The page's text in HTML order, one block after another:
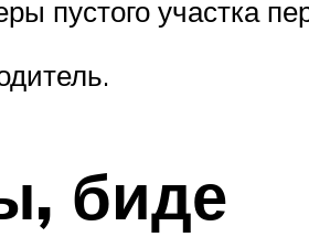
пустого участка
биде